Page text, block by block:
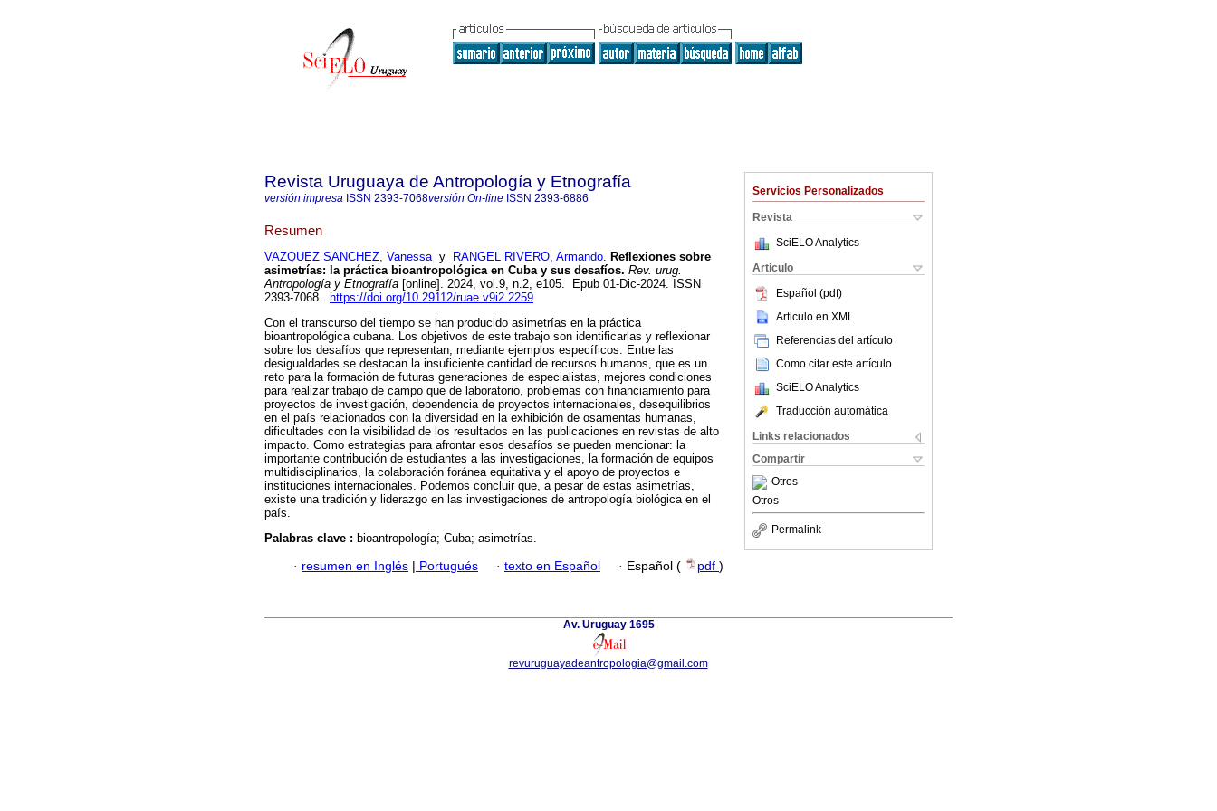
Servicios Personalizados
Revista
SciELO Analytics
Articulo
Español (pdf)
Articulo en XML
Referencias del artículo
Como citar este artículo
SciELO Analytics
Traducción automática
Links relacionados
Compartir
Otros
Otros
Permalink
Revista Uruguaya de Antropología y Etnografía
versión impresa ISSN 2393-7068versión On-line ISSN 2393-6886
Resumen
VAZQUEZ SANCHEZ, Vanessay RANGEL RIVERO, Armando. Reflexiones sobre
asimetrías: la práctica bioantropológica en Cuba y sus desafíos. Rev. urug.
Antropología y Etnografía [online]. 2024, vol.9, n.2, e105. Epub 01-Dic-2024. ISSN
2393-7068.
https://doi.org/10.29112/ruae.v9i2.2259.
Con el transcurso del tiempo se han producido asimetrías en la práctica
bioantropológica cubana. Los objetivos de este trabajo son identificarlas y reflexionar
sobre los desafíos que representan, mediante ejemplos específicos. Entre las
desigualdades se destacan la insuficiente cantidad de recursos humanos, que es un
reto para la formación de futuras generaciones de especialistas, mejores condiciones
para realizar trabajo de campo que de laboratorio, problemas con financiamiento para
proyectos de investigación, dependencia de proyectos internacionales, desequilibrios
en el país relacionados con la diversidad en la exhibición de osamentas humanas,
dificultades con la visibilidad de los resultados en las publicaciones en revistas de alto
impacto. Como estrategias para afrontar esos desafíos se pueden mencionar: la
importante contribución de estudiantes a las investigaciones, la formación de equipos
multidisciplinarios, la colaboración foránea equitativa y el apoyo de proyectos e
instituciones internacionales. Podemos concluir que, a pesar de estas asimetrías,
existe una tradición y liderazgo en las investigaciones de antropología biológica en el
país.
Palabras clave : bioantropología; Cuba; asimetrías.
· resumen en Inglés | Portugués · texto en Español · Español ( pdf )
Av. Uruguay 1695
revuruguayadeantropologia@gmail.com